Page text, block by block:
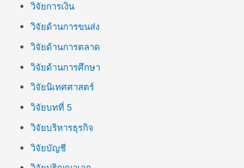
วิจัยการเงิน
วิจัยด้านการขนส่ง
วิจัยด้านการตลาด
วิจัยด้านการศึกษา
วิจัยนิเทศศาสตร์
วิจัยบทที่ 5
วิจัยบริหารธุรกิจ
วิจัยบัญชี